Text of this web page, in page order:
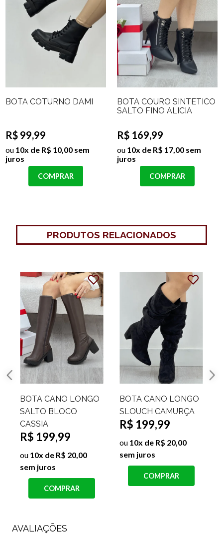
BOTA COTURNO DAMI
R$ 99,99
ou 10x de R$ 10,00 sem
juros
COMPRAR
BOTA COURO SINTETICO
SALTO FINO ALICIA
R$ 169,99
ou 10x de R$ 17,00 sem
juros
COMPRAR
PRODUTOS RELACIONADOS
BOTA CANO LONGO
SALTO BLOCO
CASSIA
R$ 199,99
ou 10x de R$ 20,00
sem juros
COMPRAR
BOTA CANO LONGO
SLOUCH CAMURÇA
R$ 199,99
ou 10x de R$ 20,00
sem juros
COMPRAR
AVALIAÇÕES